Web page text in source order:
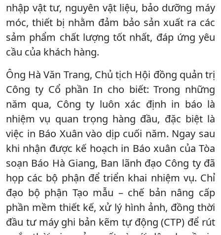
nhập vật tư, nguyên vật liệu, bảo dưỡng máy
móc, thiết bị nhằm đảm bảo sản xuất ra các
sảm phẩm chất lượng tốt nhất, đáp ứng yêu
cầu của khách hàng.
Ông Hà Văn Trang, Chủ tịch Hội đồng quản trị
Công ty Cổ phần In cho biết: Trong những
năm qua, Công ty luôn xác định in báo là
nhiệm vụ quan trọng hàng đầu, đặc biệt là
việc in Báo Xuân vào dịp cuối năm. Ngay sau
khi nhận được kế hoạch in Báo xuân của Tòa
soạn Báo Hà Giang, Ban lãnh đạo Công ty đã
họp các bộ phận để triển khai nhiệm vụ. Chỉ
đạo bộ phận Tạo mẫu – chế bản nâng cấp
phần mềm thiết kế, xử lý hình ảnh, đồng thời
đầu tư máy ghi bản kẽm tự động (CTP) để rút